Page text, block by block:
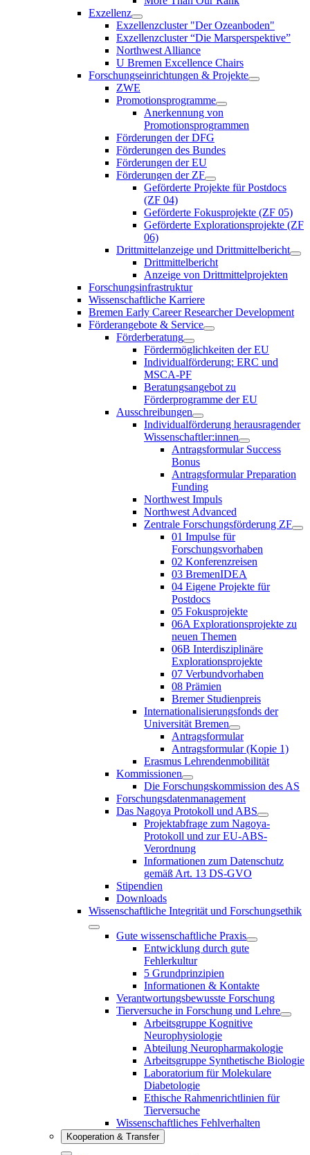
Exzellenz
Exzellenzcluster "Der Ozeanboden"
Exzellenzcluster “Die Marsperspektive”
Northwest Alliance
U Bremen Excellence Chairs
Forschungseinrichtungen & Projekte
ZWE
Promotionsprogramme
Anerkennung von
Promotionsprogrammen
Förderungen der DFG
Förderungen des Bundes
Förderungen der EU
Förderungen der ZF
Geförderte Projekte für Postdocs
(ZF 04)
Geförderte Fokusprojekte (ZF 05)
Geförderte Explorationsprojekte (ZF
06)
Drittmittelanzeige und Drittmittelbericht
Drittmittelbericht
Anzeige von Drittmittelprojekten
Forschungsinfrastruktur
Wissenschaftliche Karriere
Bremen Early Career Researcher Development
Förderangebote & Service
Förderberatung
Fördermöglichkeiten der EU
Individualförderung: ERC und
MSCA-PF
Beratungsangebot zu
Förderprogramme der EU
Ausschreibungen
Individualförderung herausragender
Wissenschaftler:innen
Antragsformular Success
Bonus
Antragsformular Preparation
Funding
Northwest Impuls
Northwest Advanced
Zentrale Forschungsförderung ZF
01 Impulse für
Forschungsvorhaben
02 Konferenzreisen
03 BremenIDEA
04 Eigene Projekte für
Postdocs
05 Fokusprojekte
06A Explorationsprojekte zu
neuen Themen
06B Interdisziplinäre
Explorationsprojekte
07 Verbundvorhaben
08 Prämien
Bremer Studienpreis
Internationalisierungsfonds der
Universität Bremen
Antragsformular
Antragsformular (Kopie 1)
Erasmus Lehrendenmobilität
Kommissionen
Die Forschungskommission des AS
Forschungsdatenmanagement
Das Nagoya Protokoll und ABS
Projektabfrage zum Nagoya-
Protokoll und zur EU-ABS-
Verordnung
Informationen zum Datenschutz
gemäß Art. 13 DS-GVO
Stipendien
Downloads
Wissenschaftliche Integrität und Forschungsethik
Gute wissenschaftliche Praxis
Entwicklung durch gute
Fehlerkultur
5 Grundprinzipien
Informationen & Kontakte
Verantwortungsbewusste Forschung
Tierversuche in Forschung und Lehre
Arbeitsgruppe Kognitive
Neurophysiologie
Abteilung Neuropharmakologie
Arbeitsgruppe Synthetische Biologie
Laboratorium für Molekulare
Diabetologie
Ethische Rahmenrichtlinien für
Tierversuche
Wissenschaftliches Fehlverhalten
Kooperation & Transfer